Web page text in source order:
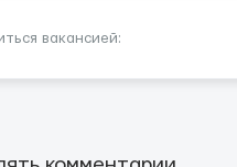
вакансией: